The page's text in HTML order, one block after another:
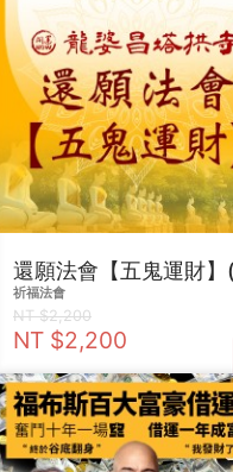
祈福法會
NT $2,200
NT $2,200